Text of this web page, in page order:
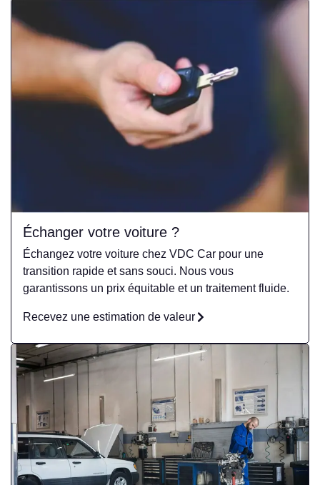
Échanger votre voiture ?
Échangez votre voiture chez VDC Car pour une
transition rapide et sans souci. Nous vous
garantissons un prix équitable et un traitement fluide.
Recevez une estimation de valeur